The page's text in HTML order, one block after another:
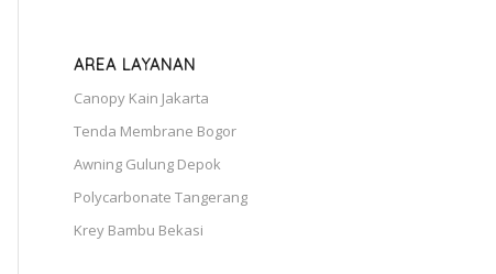
AREA LAYANAN
Canopy Kain Jakarta
Tenda Membrane Bogor
Awning Gulung Depok
Polycarbonate Tangerang
Krey Bambu Bekasi